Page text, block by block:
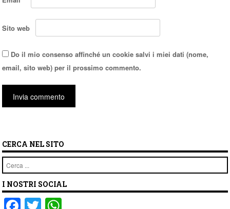
Sito web
Do il mio consenso affinché un cookie salvi i miei dati (nome,
email, sito web) per il prossimo commento.
CERCA NEL SITO
Cerca
I NOSTRI SOCIAL